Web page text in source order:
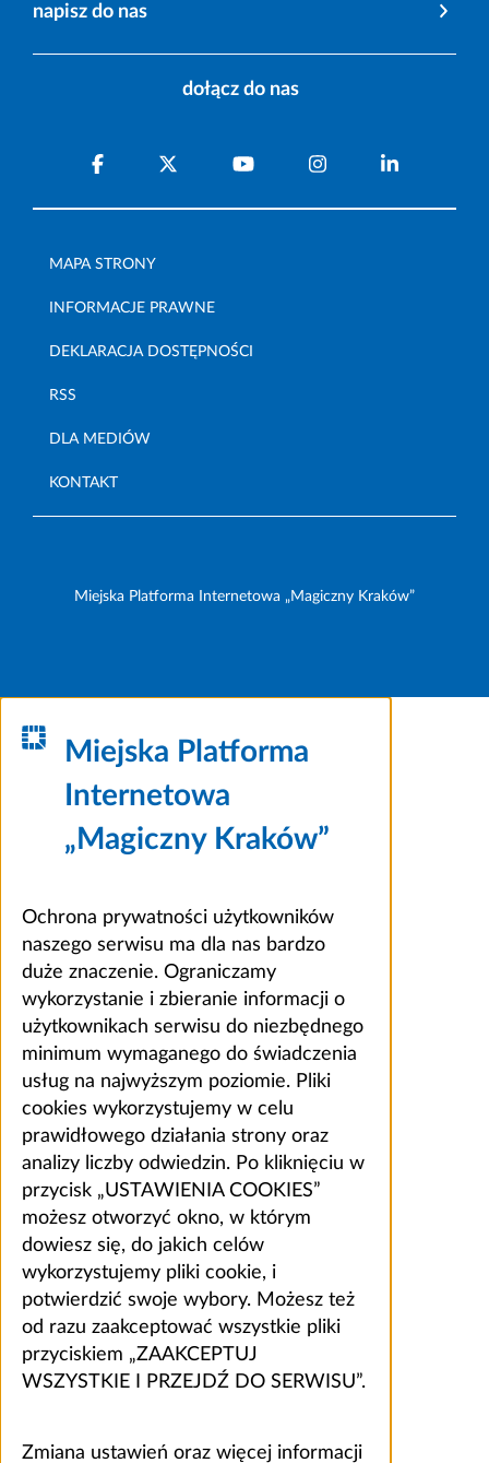
napisz do nas
dołącz do nas
MAPA STRONY
INFORMACJE PRAWNE
DEKLARACJA DOSTĘPNOŚCI
RSS
DLA MEDIÓW
KONTAKT
Miejska Platforma Internetowa „Magiczny Kraków”
Miejska Platforma
Internetowa
„Magiczny Kraków”
Ochrona prywatności użytkowników
naszego serwisu ma dla nas bardzo
duże znaczenie. Ograniczamy
wykorzystanie i zbieranie informacji o
użytkownikach serwisu do niezbędnego
minimum wymaganego do świadczenia
usług na najwyższym poziomie. Pliki
cookies wykorzystujemy w celu
prawidłowego działania strony oraz
analizy liczby odwiedzin. Po kliknięciu w
przycisk „USTAWIENIA COOKIES”
możesz otworzyć okno, w którym
dowiesz się, do jakich celów
wykorzystujemy pliki cookie, i
potwierdzić swoje wybory. Możesz też
od razu zaakceptować wszystkie pliki
przyciskiem „ZAAKCEPTUJ
WSZYSTKIE I PRZEJDŹ DO SERWISU”.
Zmiana ustawień oraz więcej informacji